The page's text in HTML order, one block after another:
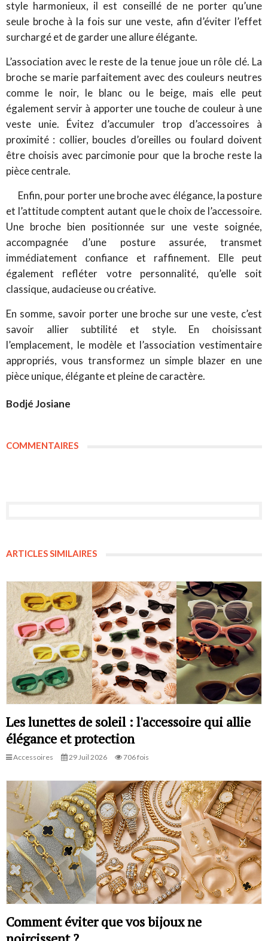
style harmonieux, il est conseillé de ne porter qu’une
seule broche à la fois sur une veste, afin d’éviter l’effet
surchargé et de garder une allure élégante.
L’association avec le reste de la tenue joue un rôle clé. La
broche se marie parfaitement avec des couleurs neutres
comme le noir, le blanc ou le beige, mais elle peut
également servir à apporter une touche de couleur à une
veste unie. Évitez d’accumuler trop d’accessoires à
proximité : collier, boucles d’oreilles ou foulard doivent
être choisis avec parcimonie pour que la broche reste la
pièce centrale.
Enfin, pour porter une broche avec élégance, la posture
et l’attitude comptent autant que le choix de l’accessoire.
Une broche bien positionnée sur une veste soignée,
accompagnée d’une posture assurée, transmet
immédiatement confiance et raffinement. Elle peut
également refléter votre personnalité, qu’elle soit
classique, audacieuse ou créative.
En somme, savoir porter une broche sur une veste, c’est
savoir allier subtilité et style. En choisissant
l’emplacement, le modèle et l’association vestimentaire
appropriés, vous transformez un simple blazer en une
pièce unique, élégante et pleine de caractère.
Bodjé Josiane
COMMENTAIRES
ARTICLES SIMILAIRES
Les lunettes de soleil : l'accessoire qui allie
élégance et protection
Accessoires 29 Juil 2026 706 fois
Comment éviter que vos bijoux ne